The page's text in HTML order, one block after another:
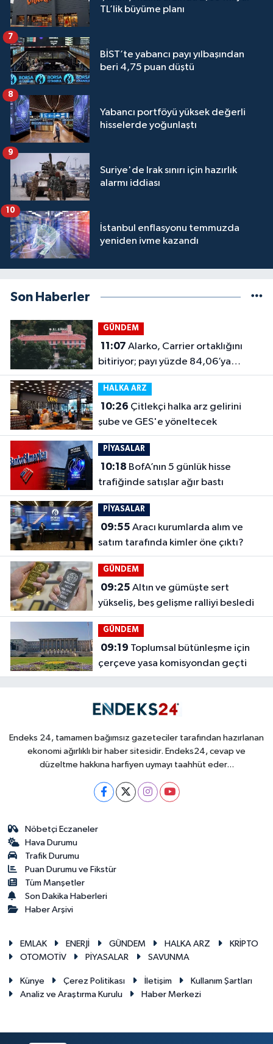
TL’lik büyüme planı
BİST’te yabancı payı yılbaşından
beri 4,75 puan düştü
7
Yabancı portföyü yüksek değerli
hisselerde yoğunlaştı
8
Suriye'de Irak sınırı için hazırlık
alarmı iddiası
9
İstanbul enflasyonu temmuzda
yeniden ivme kazandı
10
Son Haberler
GÜNDEM
11:07
bitiriyor; payı yüzde 84,06’ya
çıkacak
HALKA ARZ
10:26
şube ve GES'e yöneltecek
PİYASALAR
10:18
trafiğinde satışlar ağır bastı
PİYASALAR
09:55
satım tarafında kimler öne çıktı?
GÜNDEM
09:25
yükseliş, beş gelişme ralliyi besledi
GÜNDEM
09:19
çerçeve yasa komisyondan geçti
Endeks 24, tamamen bağımsız gazeteciler tarafından hazırlanan
ekonomi ağırlıklı bir haber sitesidir. Endeks24, cevap ve
düzeltme hakkına harfiyen uymayı taahhüt eder...
Nöbetçi Eczaneler
Hava Durumu
Trafik Durumu
Puan Durumu ve Fikstür
Tüm Manşetler
Son Dakika Haberleri
Haber Arşivi
EMLAK ENERJİ GÜNDEM HALKA ARZ
KRİPTO
OTOMOTİV
PİYASALAR SAVUNMA
Künye Çerez Politikası İletişim
Kullanım Şartları
Analiz ve Araştırma Kurulu
Haber Merkezi